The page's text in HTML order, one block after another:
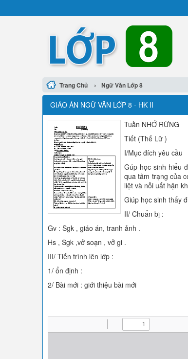
Trang Chủ › Ngữ Văn Lớp 8
GIÁO ÁN NGỮ VĂN LỚP 8 - HK II
Tuần NHỚ RỪNG
Tiết (Thế Lữ )
I/Mục đích yêu cầu
Gúp học sinh hiểu
qua tâm trạng của
liệt và nỗi uất hận
Giúp học sinh thấy
II/ Chuẩn bị :
Gv : Sgk , giáo án, tranh ảnh .
Hs , Sgk ,vở soạn , vở gi .
III/ Tiến trình lên lớp :
1/ ổn định :
2/ Bài mới : giới thiệu bài mới